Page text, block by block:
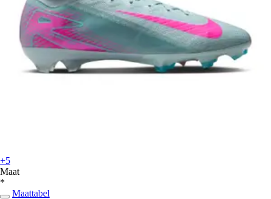
+5
Maat
*
Maattabel